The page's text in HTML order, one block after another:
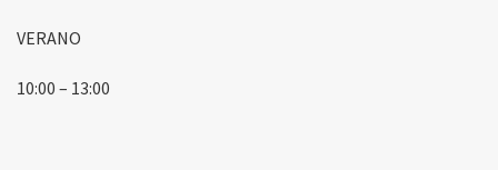
VERANO
10:00 – 13:00